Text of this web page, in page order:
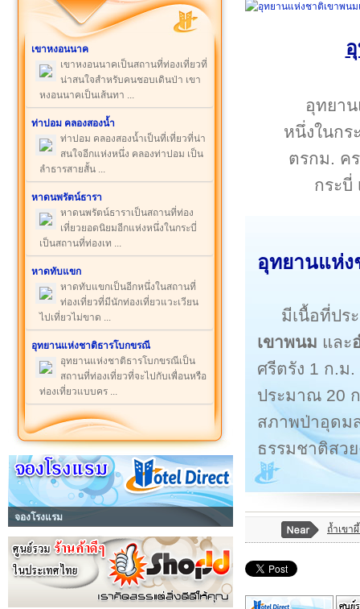
เขาหงอนนาค
เขาหงอนนาคเป็นสถานที่ท่องเที่ยวที่
น่าสนใจสำหรับคนชอบเดินป่า เขา
หงอนนาคเป็นเส้นทา ...
ท่าปอม คลองสองน้ำ
ท่าปอม คลองสองน้ำเป็นที่เที่ยวที่น่า
สนใจอีกแห่งหนึ่ง คลองท่าปอม เป็น
ลำธารสายสั้น ...
หาดนพรัตน์ธารา
หาดนพรัตน์ธาราเป็นสถานที่ท่อง
เที่ยวยอดนิยมอีกแห่งหนึ่งในกระบี่
เป็นสถานที่ท่องเท ...
หาดทับแขก
หาดทับแขกเป็นอีกหนึ่งในสถานที่
ท่องเที่ยวที่มีนักท่องเที่ยวแวะเวียน
ไปเที่ยวไม่ขาด ...
อุทยานแห่งชาติธารโบกขรณี
อุทยานแห่งชาติธารโบกขรณีเป็น
สถานที่ท่องเที่ยวที่จะไปกับเพื่อนหรือ
ท่องเที่ยวแบบคร ...
จองโรงแรม
อุทยา
หนึ่งในกร
ตรกม. ค
กระบี่
อุทยานแห่ง
มีเนื้อที่ปร
เขาพนม และ
ศรีตรัง 1 ก.ม
ประมาณ 20
สภาพป่าอุดม
ธรรมชาติสว
ถ้ำเขา